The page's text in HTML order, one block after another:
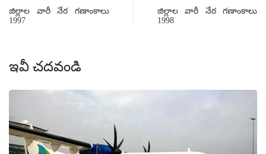
జిల్లాల వారీ నేర గణాంకాలు
1997
జిల్లాల వారీ నేర గణాంకాలు
1998
ఇవీ చదవండి